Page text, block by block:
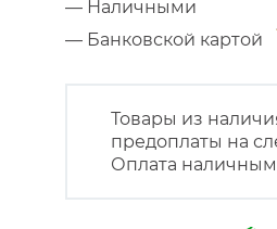
— Наличными
— Банковской картой
Товары из
предоплаты на
Оплата